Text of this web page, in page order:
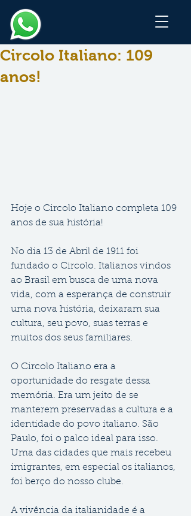
Circolo Italiano: 109
anos!
Hoje o Circolo Italiano completa 109
anos de sua história!
No dia 13 de Abril de 1911 foi
fundado o Circolo. Italianos vindos
ao Brasil em busca de uma nova
vida, com a esperança de construir
uma nova história, deixaram sua
cultura, seu povo, suas terras e
muitos dos seus familiares.
O Circolo Italiano era a
oportunidade do resgate dessa
memória. Era um jeito de se
manterem preservadas a cultura e a
identidade do povo italiano. São
Paulo, foi o palco ideal para isso.
Uma das cidades que mais recebeu
imigrantes, em especial os italianos,
foi berço do nosso clube.
A vivência da italianidade é a